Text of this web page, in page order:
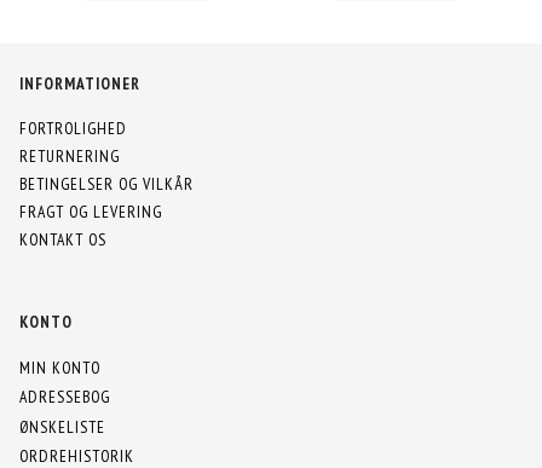
INFORMATIONER
FORTROLIGHED
RETURNERING
BETINGELSER OG VILKÅR
FRAGT OG LEVERING
KONTAKT OS
KONTO
MIN KONTO
ADRESSEBOG
ØNSKELISTE
ORDREHISTORIK